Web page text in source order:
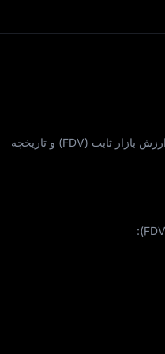
داده‌ های کلیدی توکنومیکس و قیمت Zest Protocol (ZEST)، از جمله ارزش بازار، جزئیات عرضه، ارزش بازار ثابت (FDV) و تاریخچه